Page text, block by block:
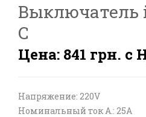
Выключатель
C
Цена: 841 грн. с
Напряжение: 220V
Номинальный ток А.: 25A